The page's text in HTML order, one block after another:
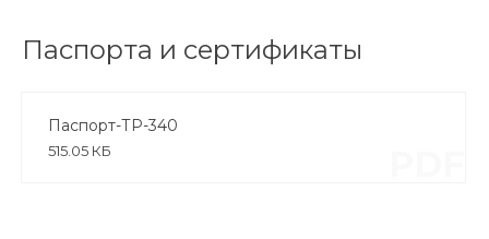
Паспорта и сертификаты
Паспорт-ТР-340
515.05 КБ